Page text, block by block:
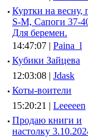
· Куртки на весну,
S-M, Сапоги 37-
Для беремен.
14:47:07 | Paina_l
· Кубики Зайцева
12:03:08 | Jdask
· Коты-воители
15:20:21 | Leeeeen
· Продаю книги и
настолку